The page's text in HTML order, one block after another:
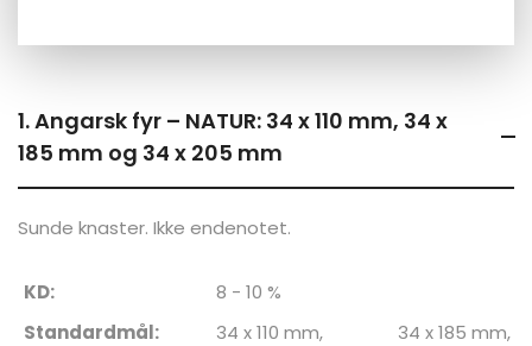
1. Angarsk fyr – NATUR: 34 x 110 mm, 34 x
185 mm og 34 x 205 mm
Sunde knaster. Ikke endenotet.
KD:
8 - 10 %
Standardmål:
34 x 110 mm,
34 x 185 mm,